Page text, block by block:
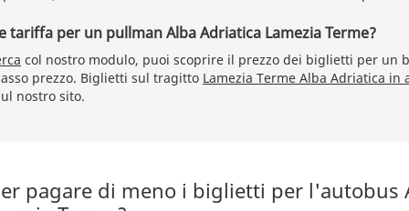
tariffa per un pullman Alba Adriatica Lamezia Terme?
col nostro modulo, puoi scoprire il prezzo dei biglietti per un
prezzo. Biglietti sul tragitto Lamezia Terme Alba Adriatica in
nostro sito.
pagare di meno i biglietti per l'autobus